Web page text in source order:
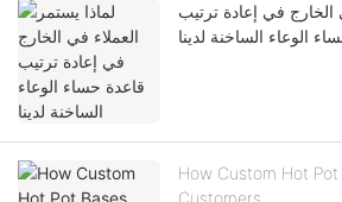
الخارج في إعادة ترتيب
الوعاء الساخنة لدينا
How Custom Hot
Customers